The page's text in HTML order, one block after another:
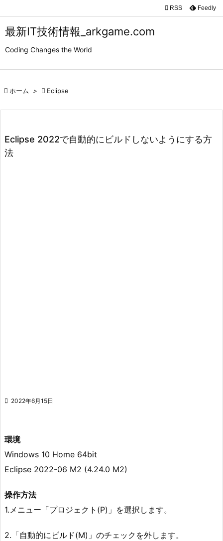
最新IT技術情報_arkgame.com
Coding Changes the World


検索
 RSS Feedly
 ホーム >  Eclipse
Eclipse 2022で自動的にビルドしないようにする方
法
 2022年6月15日
環境
Windows 10 Home 64bit
Eclipse 2022-06 M2 (4.24.0 M2)
操作方法
1.メニュー「プロジェクト(P)」を選択します。
2.「自動的にビルド(M)」のチェックを外します。